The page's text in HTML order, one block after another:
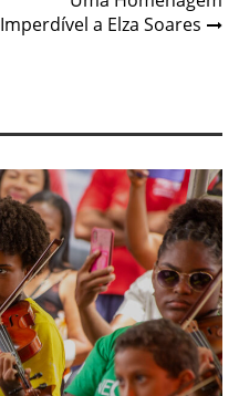
Imperdível a Elza Soares